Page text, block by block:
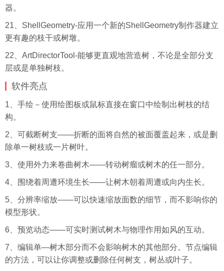
器。
21、ShellGeometry-应用一个新的ShellGeometry制作器建立
更有趣的枝干或树墩。
22、ArtDirectorTool-能够更直观地营造树，不论是全部分支
层或是单独树枝。
软件亮点
1、手绘－使用绘图板或鼠标直接在窗口中绘制出树枝的结
构。
2、可截断树支——折断的面将自然的被面覆盖起来，或是删
除单一树枝或一片树叶。
3、使用外力来卷曲树木——转动树瘤或树木的任一部分。
4、围绕着周遭环境生长——让树木朝着周遭或向内生长。
5、分辨率缩放——可以快速缩放面数的细节，而不影响你的
模型形状。
6、预览动态——可实时测试树木与物理作用如风的互动。
7、编辑单—树木部分而不会影响树木的其他部分。节点编辑
的方法，可以让你调整或删除任何树支，树丛或叶子。